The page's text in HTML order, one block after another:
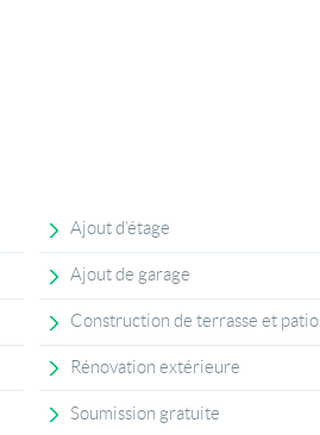
Ajout d’étage
Ajout de garage
Construction de terrasse et patio
Rénovation extérieure
Soumission gratuite